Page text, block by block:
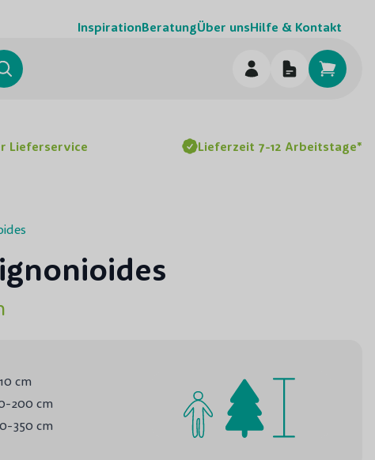
InspirationBeratungÜber unsHilfe & Kontakt
Suchen
Lieferservice Lieferzeit 7-12 Arbeitstage*
cm
200 cm
350 cm